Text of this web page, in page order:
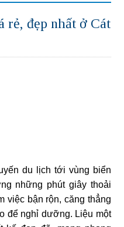
rẻ, đẹp nhất ở Cát
du lịch tới vùng biển
những phút giây thoải
việc bận rộn, căng thẳng
để nghỉ dưỡng. Liệu một